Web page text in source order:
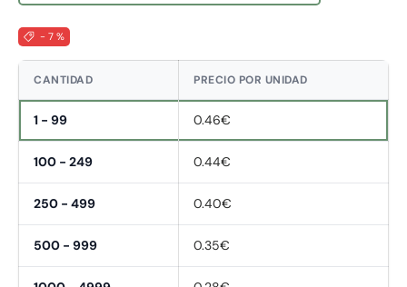
- 7 %
CANTIDAD PRECIO POR UNIDAD
1 - 99 0.46€
100 - 249 0.44€
250 - 499 0.40€
500 - 999 0.35€